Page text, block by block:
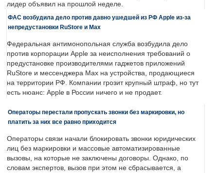
лидер объявил на прошлой неделе.
ФАС возбудила дело против давно ушедшей из РФ Apple из-за
непредустановки RuStore и Max
Федеральная антимонопольная служба возбудила дело
против корпорации Apple за неисполнения требований о
предустановке производителями гаджетов приложений
RuStore и мессенджера Max на устройства, продающиеся
на территории РФ. Компании грозит крупный штраф, но тут
есть нюанс: Apple в России ничего и не продает.
Операторы перестали пропускать звонки без маркировки, но
платить за них все равно приходится
Операторы связи начали блокировать звонки юридических
лиц без маркировки и массовые автоматизированные
вызовы, на которые не заключены договоры. Однако, по
словам экспертов, вызов при этом не сбрасывается, а